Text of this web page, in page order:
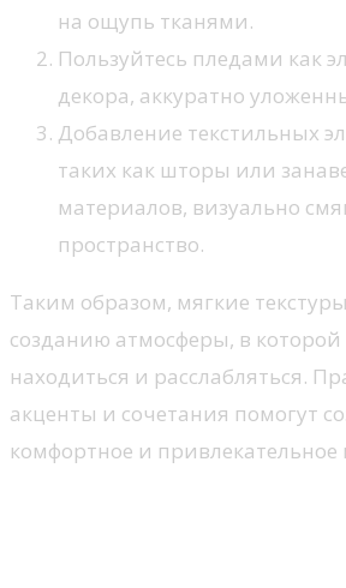
на ощупь тканями.
Пользуйтесь пледами как
декора, аккуратно
Добавление текстильных
таких как шторы или
материалов, визуально
пространство.
Таким образом, мягкие
созданию атмосферы, в
находиться и расслабляться.
акценты и сочетания помогут
комфортное и